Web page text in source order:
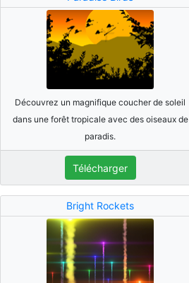
Découvrez un magnifique coucher de soleil
dans une forêt tropicale avec des oiseaux de
paradis.
Télécharger
Bright Rockets